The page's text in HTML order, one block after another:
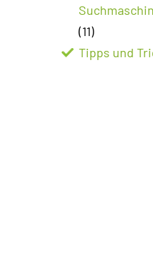
(11)
Tipps und